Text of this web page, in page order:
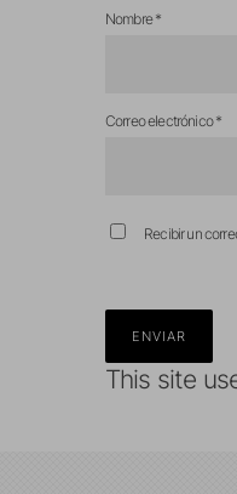
Nombre*
Correo electrónico*
Recibir un
This site